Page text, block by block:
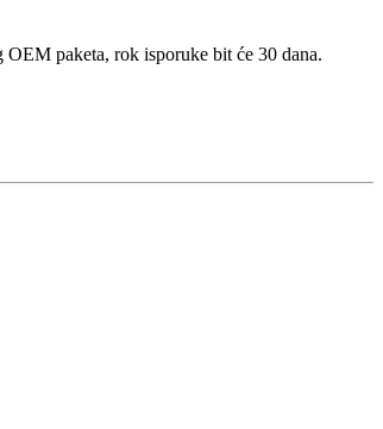
paketa, rok isporuke bit će 30 dana.